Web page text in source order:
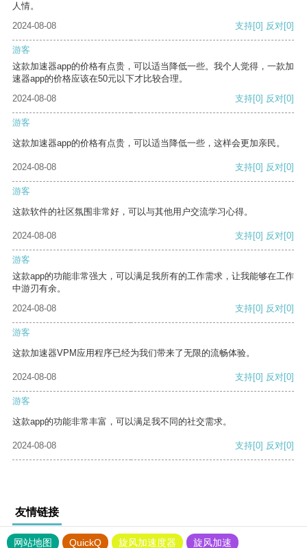
人情。
2024-08-08
支持[0] 反对[0]
游客
这款加速器app的价格有点贵，可以适当降低一些。我个人觉得，一款加
速器app的价格应该在50元以下才比较合理。
2024-08-08
支持[0] 反对[0]
游客
这款加速器app的价格有点贵，可以适当降低一些，这样会更加亲民。
2024-08-08 支持[0] 反对[0]
游客
这款软件的社区氛围非常好，可以与其他用户交流学习心得。
2024-08-08 支持[0] 反对[0]
游客
这款app的功能非常强大，可以满足我所有的工作需求，让我能够在工作
中游刃有余。
2024-08-08
支持[0] 反对[0]
游客
这款加速器VPM应用程序已经为我们带来了无限的流畅体验。
2024-08-08 支持[0] 反对[0]
游客
这款app的功能非常丰富，可以满足我不同的社交需求。
2024-08-08 支持[0] 反对[0]
友情链接
网站地图 QuickQ 旋风加速度器 旋风加速